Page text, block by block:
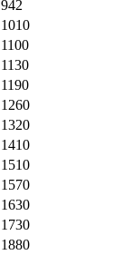
942
1010
1100
1130
1190
1260
1320
1410
1510
1570
1630
1730
1880